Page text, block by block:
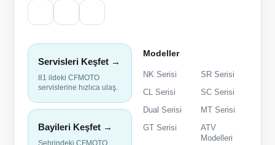
Servisleri Keşfet →
81 ildeki CFMOTO
servislerine hızlıca ulaş.
Bayileri Keşfet →
Modeller
NK Serisi
SR Serisi
CL Serisi
SC Serisi
Dual Serisi
MT Serisi
GT Serisi
ATV
Modelleri